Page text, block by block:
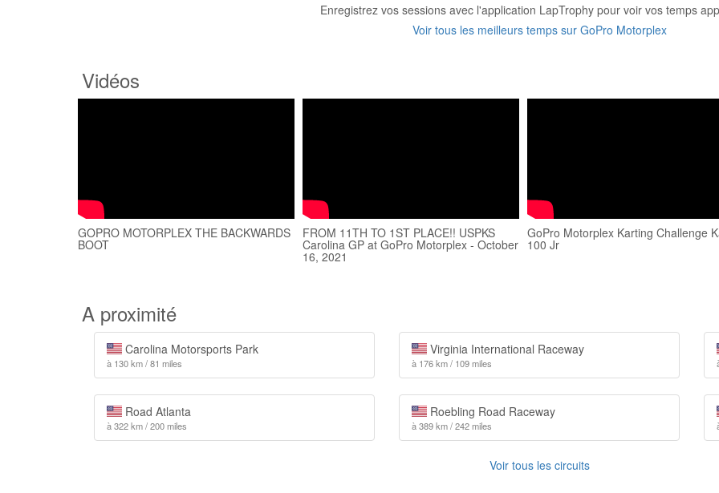
Enregistrez vos sessions avec l'application LapTrophy pour voir vos temps
Voir tous les meilleurs temps sur GoPro Motorplex
Vidéos
GOPRO MOTORPLEX THE BACKWARDS
BOOT
FROM 11TH TO 1ST PLACE!! USPKS
Carolina GP at GoPro Motorplex - October
16, 2021
GoPro Motorplex Karting Challenge
100 Jr
A proximité
Carolina Motorsports Park
à 130 km / 81 miles
Virginia International Raceway
à 176 km / 109 miles
Road Atlanta
à 322 km / 200 miles
Roebling Road Raceway
à 389 km / 242 miles
Voir tous les circuits